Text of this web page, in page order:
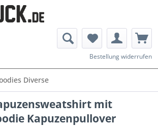
Bestellung widerrufen
Diverse
mit
Kapuzenpullover